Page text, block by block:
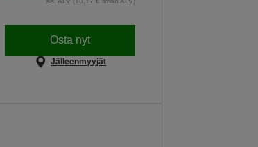
Osta nyt
Jälleenmyyjät